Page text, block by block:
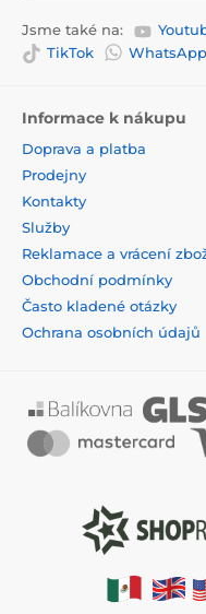
Jsme také na:
TikTok
WhatsApp
Informace k nákupu
Doprava a platba
Prodejny
Kontakty
Služby
Reklamace a vrácení
Obchodní podmínky
Často kladené otázky
Ochrana osobních údajů